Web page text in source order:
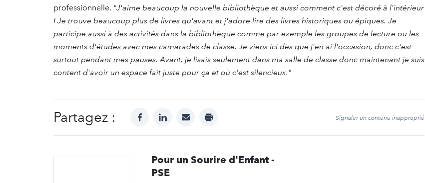
professionnelle. "J'aime beaucoup la nouvelle bibliothèque et aussi comment c'est décoré à l'intérieur
! Je trouve beaucoup plus de livres qu'avant et j'adore lire des livres historiques ou épiques. Je
participe aussi à des activités dans la bibliothèque comme par exemple les groupes de lecture ou les
moments d'études avec mes camarades de classe. Je viens ici dès que j'en ai l'occasion, donc c'est
surtout pendant mes pauses. Avant, je lisais seulement dans ma salle de classe donc maintenant je suis
content d'avoir un espace fait juste pour ça et où c'est silencieux."
Partagez : facebooklinkedinmail print Signaler un contenu inapproprié
Pour un Sourire d'Enfant -
PSE